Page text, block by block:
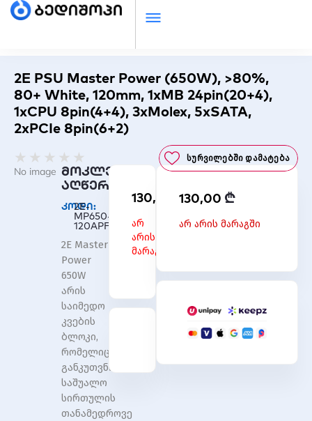
2E PSU Master Power (650W), >80%,
80+ White, 120mm, 1xMB 24pin(20+4),
1xCPU 8pin(4+4), 3xMolex, 5xSATA,
2xPCIe 8pin(6+2)
★ ★ ★ ★ ★
0
out
5
Სურვილებში Დამატება
No image მოკლე
აღწერა
კოდი:
2E-
MP650-
120APFC
2E Master
Power
650W
არის
საიმედო
კვების
ბლოკი,
რომელიც
განკუთვნილია
საშუალო
სირთულის
თანამედროვე
130,00 ₾
არ
არის
მარაგში
130,00 ₾
არ არის მარაგში